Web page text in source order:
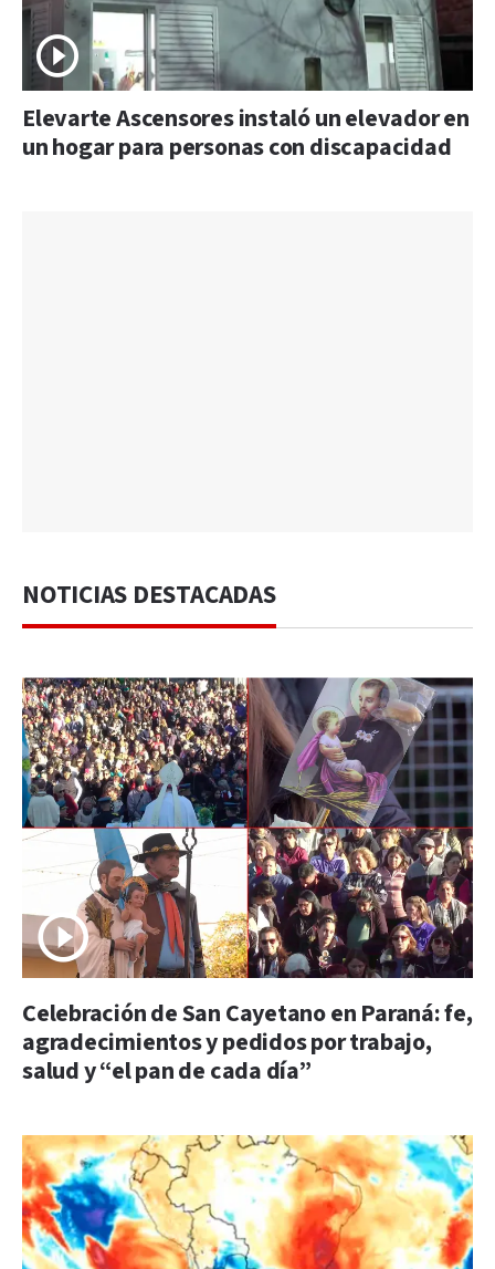
Elevarte Ascensores instaló un elevador en
un hogar para personas con discapacidad
NOTICIAS DESTACADAS
Celebración de San Cayetano en Paraná: fe,
agradecimientos y pedidos por trabajo,
salud y “el pan de cada día”